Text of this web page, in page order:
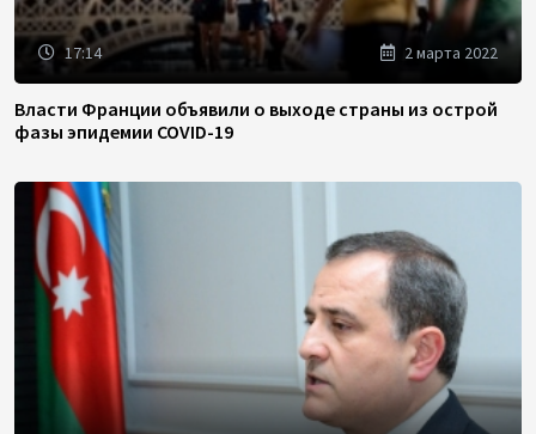
17:14 2 марта 2022
Власти Франции объявили о выходе страны из острой
фазы эпидемии COVID-19